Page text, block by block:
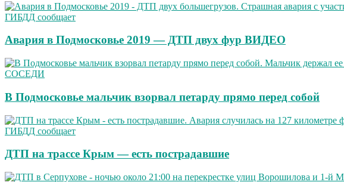
ГИБДД сообщает
Авария в Подмосковье 2019 — ДТП двух фур ВИДЕО
СОСЕДИ
В Подмосковье мальчик взорвал петарду прямо перед собой
ГИБДД сообщает
ДТП на трассе Крым — есть пострадавшие